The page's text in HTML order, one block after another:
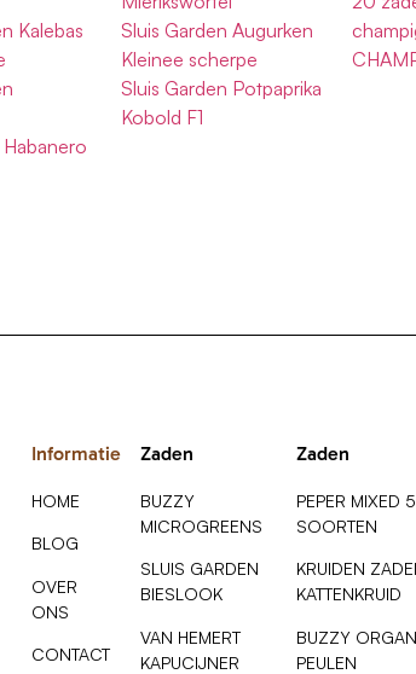
Kalebas
Sluis Garden Augurken
Kleinee scherpe
Sluis Garden Potpaprika
Kobold F1
Informatie
HOME
BLOG
OVER
ONS
CONTACT
Zaden
BUZZY
MICROGREENS
SLUIS GARDEN
BIESLOOK
VAN HEMERT
KAPUCIJNER
Zaden
PEPER MIXED 5
SOORTEN
KRUIDEN
KATTENKRUID
BUZZY
PEULEN